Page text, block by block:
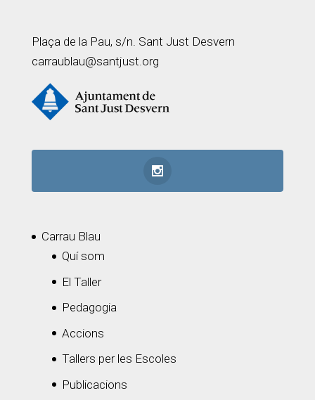
Plaça de la Pau, s/n. Sant Just Desvern
carraublau@santjust.org
Carrau Blau
Quí som
El Taller
Pedagogia
Accions
Tallers per les Escoles
Publicacions